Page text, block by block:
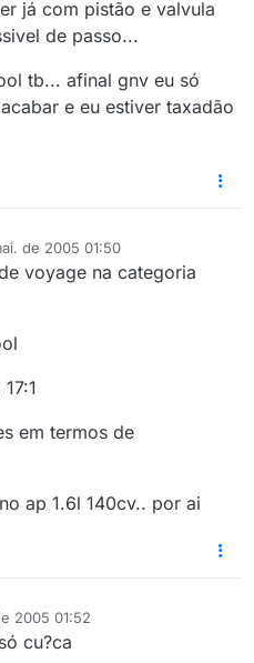
já com pistão e valvula
de passo...
tb... afinal gnv eu só
e eu estiver taxadão
de 2005 01:50
voyage na categoria
em termos de
ap 1.6l 140cv.. por ai
2005 01:52
cu?ca